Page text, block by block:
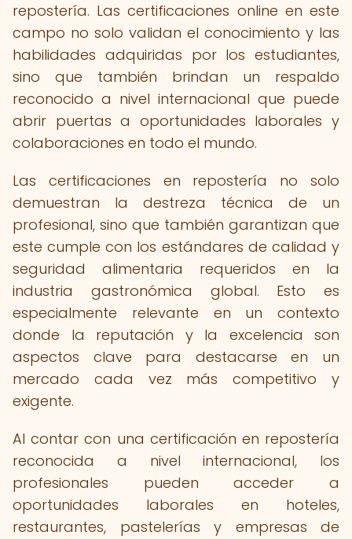
repostería. Las certificaciones online en este
campo no solo validan el conocimiento y las
habilidades adquiridas por los estudiantes,
sino que también brindan un respaldo
reconocido a nivel internacional que puede
abrir puertas a oportunidades laborales y
colaboraciones en todo el mundo.
Las certificaciones en repostería no solo
demuestran la destreza técnica de un
profesional, sino que también garantizan que
este cumple con los estándares de calidad y
seguridad alimentaria requeridos en la
industria gastronómica global. Esto es
especialmente relevante en un contexto
donde la reputación y la excelencia son
aspectos clave para destacarse en un
mercado cada vez más competitivo y
exigente.
Al contar con una certificación en repostería
reconocida a nivel internacional, los
profesionales pueden acceder a
oportunidades laborales en hoteles,
restaurantes, pastelerías y empresas de